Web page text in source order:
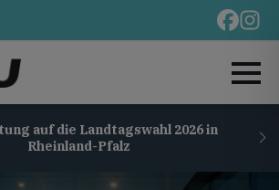
auf die Landtagswahl 2026 in
Rheinland-Pfalz